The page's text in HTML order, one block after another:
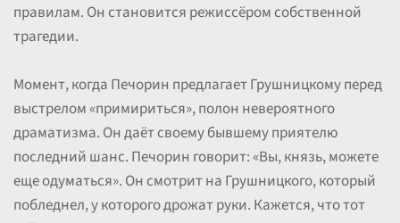
правилам. Он становится режиссёром собственной
трагедии.
Момент, когда Печорин предлагает Грушницкому перед
выстрелом «примириться», полон невероятного
драматизма. Он даёт своему бывшему приятелю
последний шанс. Печорин говорит: «Вы, князь, можете
еще одуматься». Он смотрит на Грушницкого, который
побледнел, у которого дрожат руки. Кажется, что тот